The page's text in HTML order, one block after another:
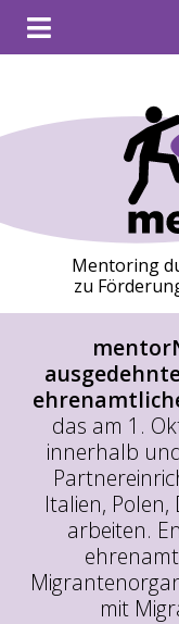
Mentoring
zu
das am 1.
innerhalb
Italien,
arbeiten.
mit